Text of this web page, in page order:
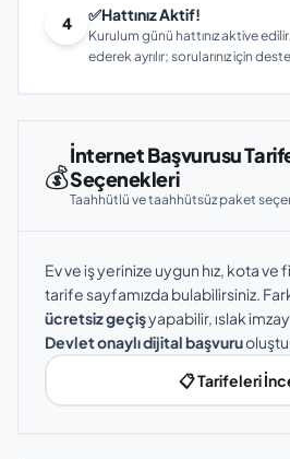
4 ✅Hattınız Aktif!
Kurulum günü hattınız aktive
ederek ayrılır; sorularınız için
💰
İnternet Başvurusu
Seçenekleri
Taahhütlü ve taahhütsüz paket
Ev ve iş yerinize uygun hız, kota
tarife sayfamızda bulabilirsiniz.
ücretsiz geçişyapabilir, ıslak
Devlet onaylı dijital başvuru
📋 Tarifeleri